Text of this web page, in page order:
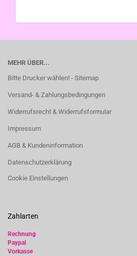
MEHR ÜBER...
Bitte Drucker wählen! - Sitemap
Versand- & Zahlungsbedingungen
Widerrufsrecht & Widerrufsformular
Impressum
AGB & Kundeninformation
Datenschutzerklärung
Cookie Einstellungen
Zahlarten
Rechnung
Paypal
Vorkasse